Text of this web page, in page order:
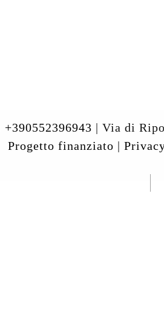
+390552396943 | Via di
Progetto finanziato |